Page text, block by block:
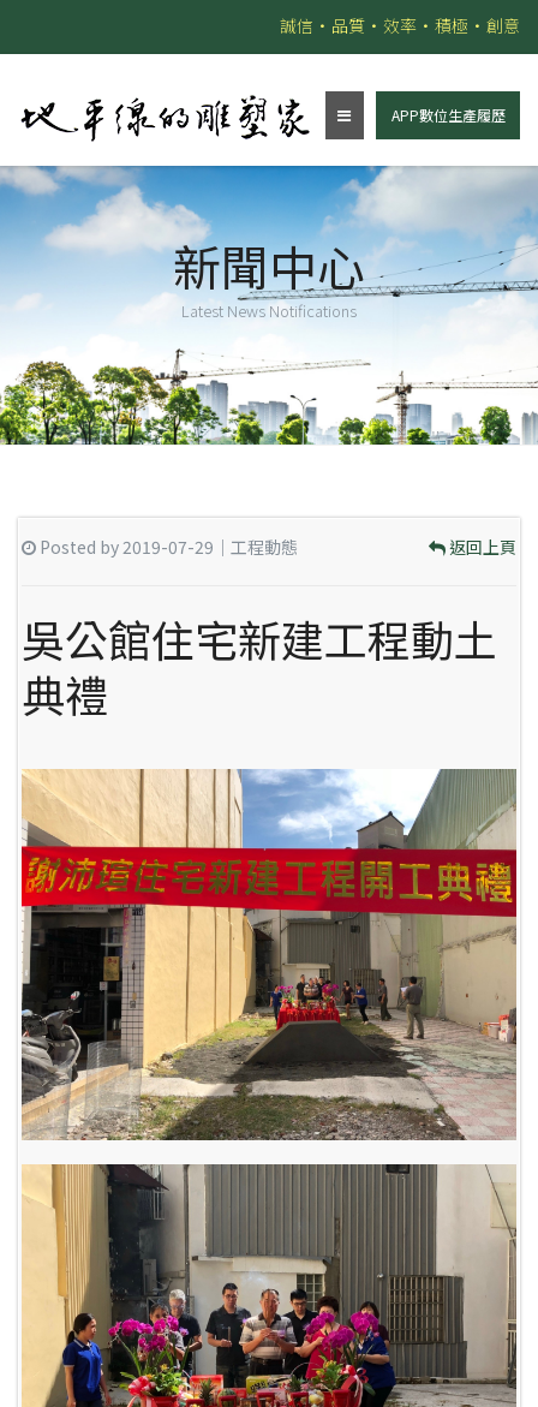
誠信•品質•效率•積極•創意
APP數位生產履歷
新聞中心
Latest News Notifications
返回上頁
Posted by 2019-07-29｜工程動態
吳公館住宅新建工程動土
典禮